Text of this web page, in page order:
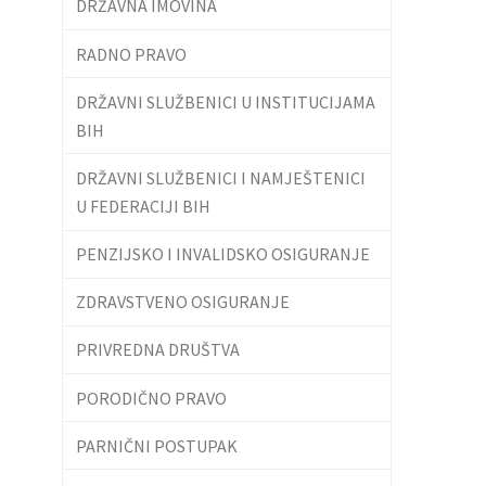
DRŽAVNA IMOVINA
RADNO PRAVO
DRŽAVNI SLUŽBENICI U INSTITUCIJAMA
BIH
DRŽAVNI SLUŽBENICI I NAMJEŠTENICI
U FEDERACIJI BIH
PENZIJSKO I INVALIDSKO OSIGURANJE
ZDRAVSTVENO OSIGURANJE
PRIVREDNA DRUŠTVA
PORODIČNO PRAVO
PARNIČNI POSTUPAK